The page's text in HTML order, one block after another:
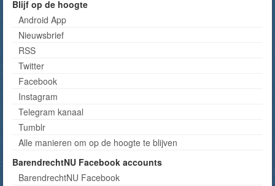
Blijf op de hoogte
Android App
Nieuwsbrief
RSS
Twitter
Facebook
Instagram
Telegram kanaal
Tumblr
Alle manieren om op de hoogte te blijven
BarendrechtNU Facebook accounts
BarendrechtNU Facebook